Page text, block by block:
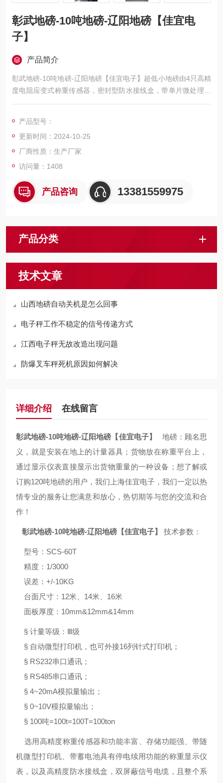
彰武地磅-10吨地磅-辽阳地磅【佳宜电
子】
产品简介
彰武地磅-10吨地磅-辽阳地磅【佳宜电子】超低小地磅由4只高精
度电阻应变式称重传感器，密封型防水接线盒，带单片微处理器
的称重显示仪表及钢结构称重秤台组成。超低台面结构，高度35-
表面抛光拉丝。产品美观，结构坚固，称量迅速，读字直观，性
能稳定可靠，操作简便，移动灵活。
产品型号：
更新时间：2024-10-25
厂商性质：生产厂家
访问量：1408
产品咨询 13381559975
产品分类
技术文章
山西地磅自动关机是怎么回事
电子秤工作不稳定的信号传递方式
江西电子秤无故改造出现问题
防爆叉车秤死机原因如何解决
详细介绍 在线留言
彰武地磅-10吨地磅-辽阳地磅【佳宜电子】
地磅：顾名思
义，就是安装在地上的计量器具；货物放在称重平台上，
通过显示仪表直接显示出货物重量的一种设备；想了解或
订购120吨地磅的用户，我们上海佳宜电子，我们一定以热
情专业的服务让您满意和放心，热切期等与您的交流和合
作！
彰武地磅-10吨地磅-辽阳地磅【佳宜电子】 技术参数：
型号：SCS-60T
精度：1/3000
误差：+/-10KG
台面尺寸：12米、14米、16米
面板厚度：10mm&12mm&14mm
§ 计量等级：Ⅲ级
§ 自动微型打印机，也可外接16列针式打印机；
§ RS232串口通讯；
§ RS485串口通讯；
§ 4~20mA模拟量输出；
§ 0~10V模拟量输出；
§ 100吨=100t=100T=100ton
选用高精度称重传感器和功能丰富、存储功能强、带随
机微型打印机、带蓄电池具有停电续用功能的称重显示仪
表，以及高精度防水接线盒，双屏蔽信号电缆，且整个系